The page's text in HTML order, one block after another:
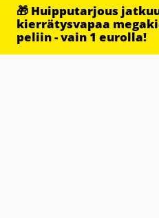
🎁 Huipputarjous
kierrätysvapaa
peliin - vain 1 eurolla!